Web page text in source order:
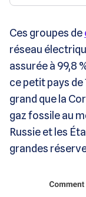
Ces groupes de
réseau
assurée à 99,8
ce petit pays de
grand que la
gaz fossile au
Russie et les
grandes